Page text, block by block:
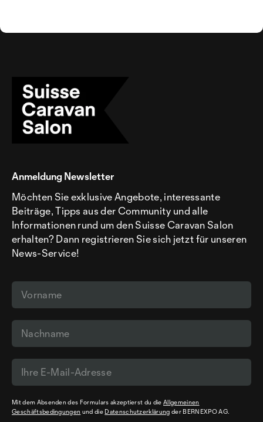
Anmeldung Newsletter
Möchten Sie exklusive Angebote, interessante
Beiträge, Tipps aus der Community und alle
Informationen rund um den Suisse Caravan Salon
erhalten? Dann registrieren Sie sich jetzt für unseren
News-Service!
Mit dem Absenden des Formulars akzeptierst du dieAllgemeinen
Geschäftsbedingungen und die Datenschutzerklärung der BERNEXPO AG.